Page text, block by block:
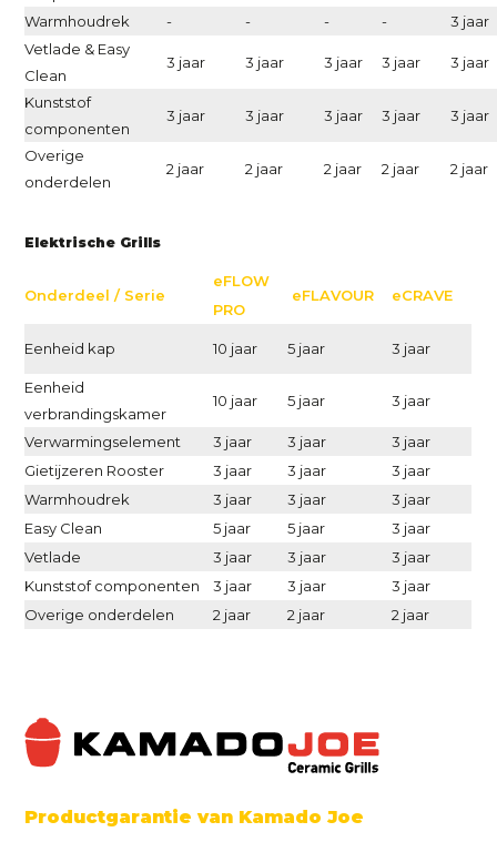
Warmhoudrek - - - -
3 jaar
Vetlade & Easy
Clean
3 jaar 3 jaar 3 jaar 3 jaar 3 jaar
Kunststof
componenten
3 jaar 3 jaar 3 jaar 3 jaar 3 jaar
Overige
onderdelen
2 jaar 2 jaar 2 jaar 2 jaar 2 jaar
Elektrische Grills
Onderdeel / Serie
eFLOW
PRO
eFLAVOUR eCRAVE
Eenheid kap 10 jaar 5 jaar 3 jaar
Eenheid
verbrandingskamer
10 jaar 5 jaar 3 jaar
Verwarmingselement 3 jaar 3 jaar
3 jaar
Gietijzeren Rooster
3 jaar 3 jaar
3 jaar
Warmhoudrek
3 jaar 3 jaar
3 jaar
Easy Clean
5 jaar 5 jaar
3 jaar
Vetlade
3 jaar 3 jaar
3 jaar
Kunststof componenten
3 jaar 3 jaar
3 jaar
Overige onderdelen
2 jaar 2 jaar 2 jaar
Productgarantie van Kamado Joe